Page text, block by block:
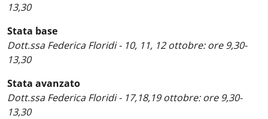
13,30
Stata base
Dott.ssa Federica Floridi - 10, 11, 12 ottobre: ore 9,30-
13,30
Stata avanzato
Dott.ssa Federica Floridi - 17,18,19 ottobre: ore 9,30-
13,30